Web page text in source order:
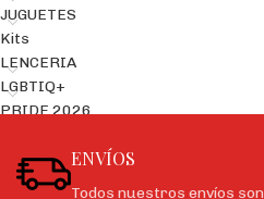
JUGUETES
Kits
LENCERIA
LGBTIQ+
PRIDE 2026
ENVÍOS
Todos nuestros envíos son